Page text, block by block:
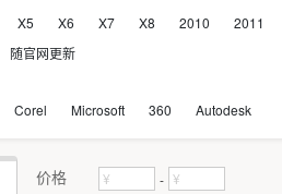
X5 X6 X7 X8 2010 2011
随官网更新
Corel Microsoft 360 Autodesk
价格 -